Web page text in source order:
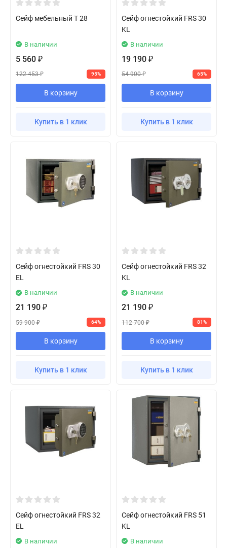
Сейф мебельный T 28
В наличии
5 560 ₽
122 453₽ 95%
В корзину
Купить в 1 клик
Сейф огнестойкий FRS 30
KL
В наличии
19 190 ₽
54 900₽ 65%
В корзину
Купить в 1 клик
Сейф огнестойкий FRS 30
EL
В наличии
21 190 ₽
59 900₽ 64%
В корзину
Купить в 1 клик
Сейф огнестойкий FRS 32
KL
В наличии
21 190 ₽
112 700₽ 81%
В корзину
Купить в 1 клик
Сейф огнестойкий FRS 32
EL
В наличии
Сейф огнестойкий FRS 51
KL
В наличии